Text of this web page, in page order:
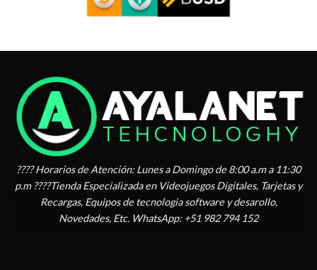
???? Horarios de Atención: Lunes a Domingo de 8:00 a.m a 11:30
p.m ????Tienda Especializada en Videojuegos Digitales, Tarjetas y
Recargas, Equipos de tecnologia software y desarollo,
Novedades, Etc. WhatsApp: +51 982 794 152